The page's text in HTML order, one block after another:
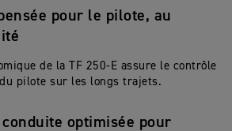
pour le pilote, au
de la TF 250-E assure le contrôle
pilote sur les longs trajets.
optimisée pour